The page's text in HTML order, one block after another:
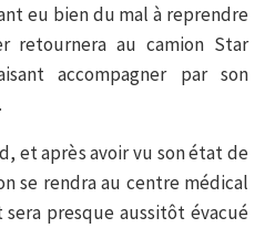
eu bien du mal à reprendre
retournera au camion Star
accompagner par son
et après avoir vu son état de
se rendra au centre médical
presque aussitôt évacué